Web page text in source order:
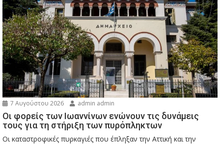
7 Αυγούστου 2026 admin admin
Οι φορείς των Ιωαννίνων ενώνουν τις δυνάμεις
τους για τη στήριξη των πυρόπληκτων
Οι καταστροφικές πυρκαγιές που έπληξαν την Αττική και την